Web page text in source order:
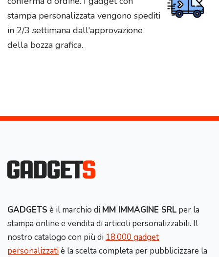
stampa personalizzata vengono spediti
in 2/3 settimana dall'approvazione
della bozza grafica.
GADGETS è il marchio di MM IMMAGINE SRL per la
stampa online e vendita di articoli personalizzabili. Il
nostro catalogo con più di 18.000 gadget
personalizzatiè la scelta completa per pubblicizzare la